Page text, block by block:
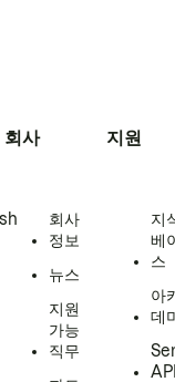
회사
회사
정보
뉴스
지원
가능
직무
지원
지
베
스
아
데